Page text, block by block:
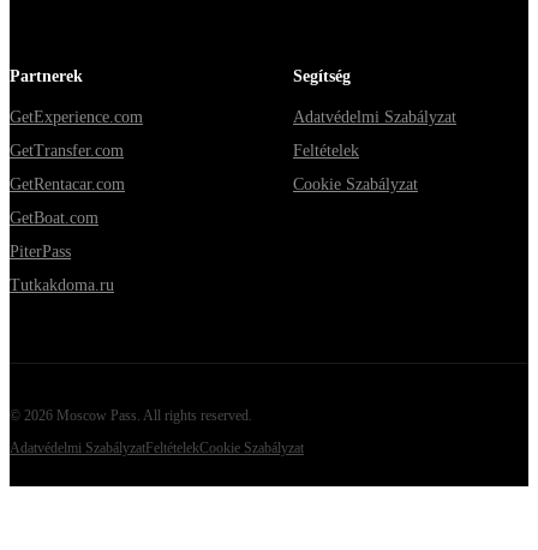
Partnerek
GetExperience.com
GetTransfer.com
GetRentacar.com
GetBoat.com
PiterPass
Tutkakdoma.ru
Segítség
Adatvédelmi Szabályzat
Feltételek
Cookie Szabályzat
© 2026 Moscow Pass . All rights reserved.
Adatvédelmi SzabályzatFeltételekCookie Szabályzat